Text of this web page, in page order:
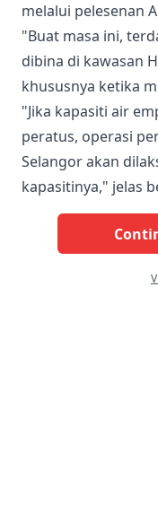
melalui pelesenan
"Buat masa ini,
dibina di kawasan
khususnya ketika
"Jika kapasiti air
peratus, operasi
Selangor akan
kapasitinya," jelas